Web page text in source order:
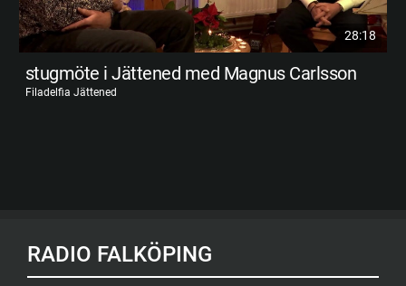
28:18
stugmöte i Jättened med Magnus Carlsson
Filadelfia Jättened
RADIO FALKÖPING